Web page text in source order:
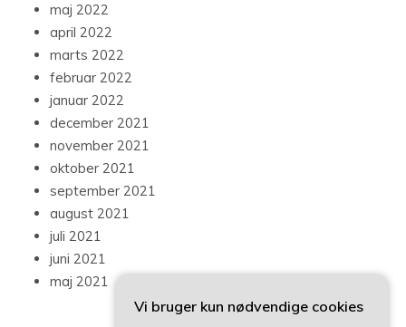
maj 2022
april 2022
marts 2022
februar 2022
januar 2022
december 2021
november 2021
oktober 2021
september 2021
august 2021
juli 2021
juni 2021
maj 2021
Vi bruger kun nødvendige cookies